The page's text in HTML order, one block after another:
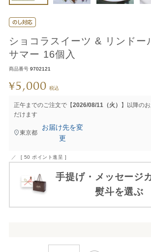
ショコラスイーツ & リンドー
サマー 16個入
商品番号 9702121
¥5,000 税込
正午までのご注文で【2026/08/11（火）
】以降の
だけます
東京都
お届け先を変
更
[ 50 ポイント進呈 ]
手提げ・メッセージ
熨斗を選ぶ